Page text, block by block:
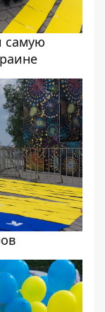
самую